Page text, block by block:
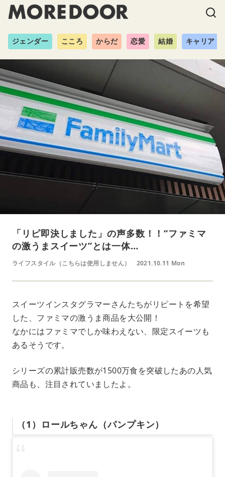
ジェンダー こころ からだ 恋愛 結婚 キャリア
「リピ即決しました」の声多数！！“ファミマ
の激うまスイーツ”とは一体…
ライフスタイル（こちらは使用しません） 2021.10.11 Mon
スイーツインスタグラマーさんたちがリピートを希望
した、ファミマの激うま商品を大公開！
なかにはファミマでしか味わえない、限定スイーツも
あるそうです。
シリーズの累計販売数が1500万食を突破したあの人気
商品も、注目されていましたよ。
（1）ロールちゃん（パンプキン）